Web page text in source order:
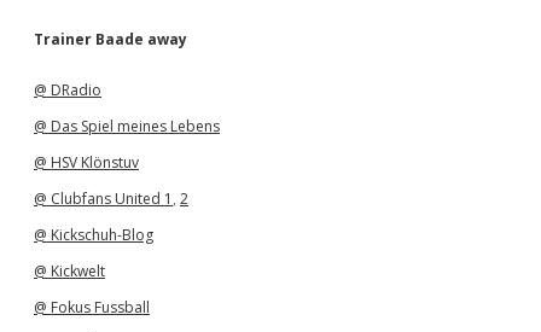
h
Trainer Baade away
@ DRadio
@ Das Spiel meines Lebens
@ HSV Klönstuv
@ Clubfans United 1 , 2
@ Kickschuh-Blog
@ Kickwelt
@ Fokus Fussball